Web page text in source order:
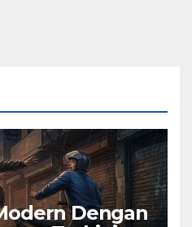
Dengan